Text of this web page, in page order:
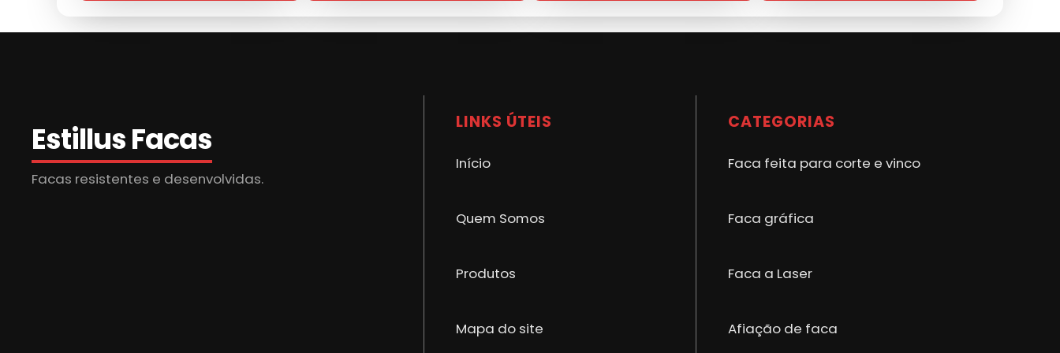
Estillus Facas
Facas resistentes e desenvolvidas.
LINKS ÚTEIS
Início
Quem Somos
Produtos
Mapa do site
CATEGORIAS
Faca feita para corte e vinco
Faca gráfica
Faca a Laser
Afiação de faca